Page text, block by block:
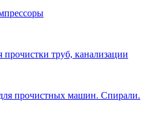
прочистки труб, канализации
прочистных машин. Спирали.